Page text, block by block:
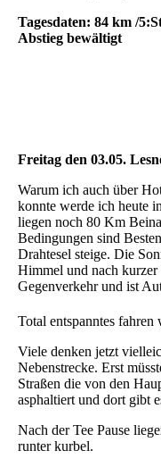
Tagesdaten: 84 km /
Abstieg bewältigt
Freitag den 03.05.
Warum ich auch über
konnte werde ich heute
liegen noch 80 Km
Bedingungen sind
Drahtesel steige. Die
Himmel und nach
Gegenverkehr und ist
Total entspanntes fahren
Viele denken jetzt
Nebenstrecke. Erst
Straßen die von den
asphaltiert und dort gibt
Nach der Tee Pause
runter kurbel.